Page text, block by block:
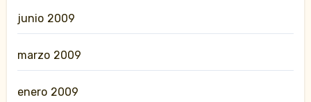
junio 2009
marzo 2009
enero 2009